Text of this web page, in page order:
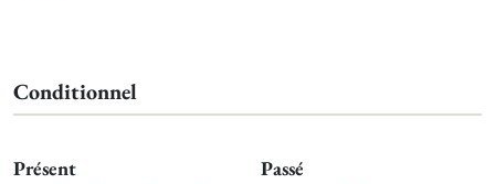
Conditionnel
Présent Passé